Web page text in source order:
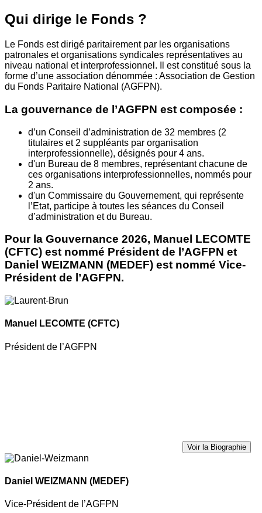
Qui dirige le Fonds ?
Le Fonds est dirigé paritairement par les organisations
patronales et organisations syndicales représentatives au
niveau national et interprofessionnel. Il est constitué sous la
forme d’une association dénommée : Association de Gestion
du Fonds Paritaire National (AGFPN).
La gouvernance de l’AGFPN est composée :
d’un Conseil d’administration de 32 membres (2
titulaires et 2 suppléants par organisation
interprofessionnelle), désignés pour 4 ans.
d'un Bureau de 8 membres, représentant chacune de
ces organisations interprofessionnelles, nommés pour
2 ans.
d'un Commissaire du Gouvernement, qui représente
l’Etat, participe à toutes les séances du Conseil
d’administration et du Bureau.
Pour la Gouvernance 2026, Manuel LECOMTE
(CFTC) est nommé Président de l’AGFPN et
Daniel WEIZMANN (MEDEF) est nommé Vice-
Président de l’AGFPN.
Manuel LECOMTE (CFTC)
Président de l’AGFPN
Voir la Biographie
Daniel WEIZMANN (MEDEF)
Vice-Président de l’AGFPN